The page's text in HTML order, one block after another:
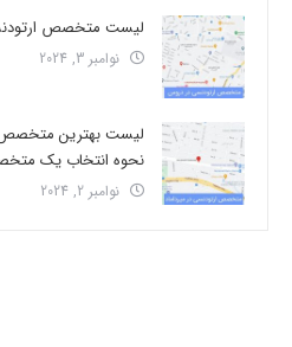
لیست متخصص
نوامبر 3, 2024
لیست بهترین متخصص
نحوه انتخاب یک
نوامبر 2, 2024